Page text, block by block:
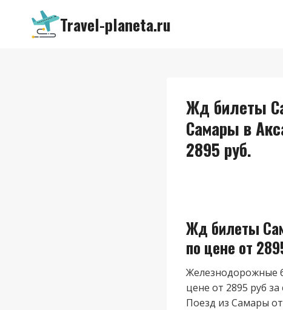
Перейти
содержимому
Travel-planeta.ru
Жд билеты
Самары в
2895 руб.
Жд билеты
по цене от
Железнодорожные
цене от 2895 руб
Поезд из Самары